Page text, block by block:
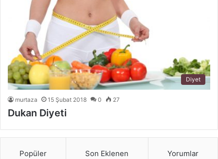
Diyet
murtaza 15 Şubat 2018 0 27
Dukan Diyeti
Popüler Son Eklenen Yorumlar